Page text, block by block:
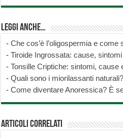
Leggi anche…
-Che cos’è l’oligospermia e come
-Tiroide Ingrossata: cause,
-Tonsille Criptiche: sintomi, cause
-Quali sono i miorilassanti naturali?
-Come diventare Anoressica? È
Articoli correlati